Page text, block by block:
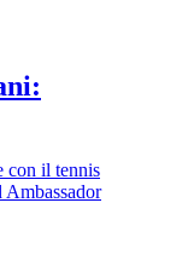
con il tennis
Ambassador